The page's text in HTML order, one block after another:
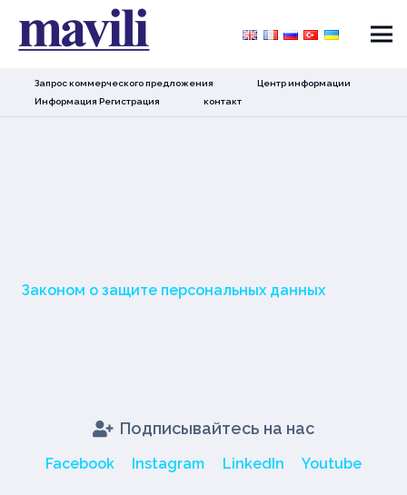
Запрос коммерческого предложения
Центр информации
Информация Регистрация
контакт
Законом о защите персональных данных
Подписывайтесь на нас
Facebook Instagram LinkedIn Youtube